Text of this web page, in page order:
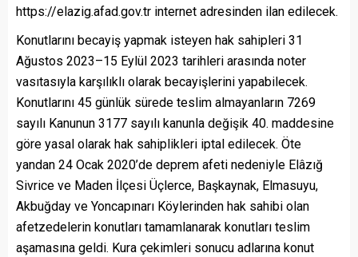
https://elazig.afad.gov.tr internet adresinden ilan edilecek.
Konutlarını becayiş yapmak isteyen hak sahipleri 31
Ağustos 2023–15 Eylül 2023 tarihleri arasında noter
vasıtasıyla karşılıklı olarak becayişlerini yapabilecek.
Konutlarını 45 günlük sürede teslim almayanların 7269
sayılı Kanunun 3177 sayılı kanunla değişik 40. maddesine
göre yasal olarak hak sahiplikleri iptal edilecek. Öte
yandan 24 Ocak 2020’de deprem afeti nedeniyle Elâzığ
Sivrice ve Maden İlçesi Üçlerce, Başkaynak, Elmasuyu,
Akbuğday ve Yoncapınarı Köylerinden hak sahibi olan
afetzedelerin konutları tamamlanarak konutları teslim
aşamasına geldi. Kura çekimleri sonucu adlarına konut